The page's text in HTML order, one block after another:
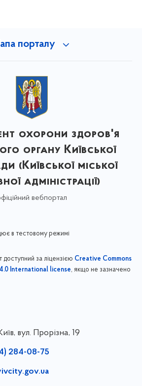
порталу
охорони здоров'я
органу Київської
(Київської міської
адміністрації)
вебпортал
в тестовому режимі
доступний за ліцензією Creative Commons
International license, якщо не зазначено
вул. Прорізна, 19
284-08-75